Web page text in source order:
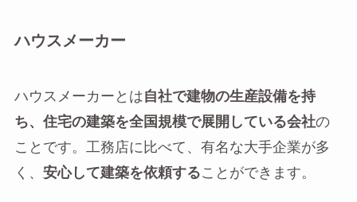
ハウスメーカー
ハウスメーカーとは 自社で建物の生産設備を持
ち、住宅の建築を全国規模で展開している会社の
ことです。工務店に比べて、有名な大手企業が多
く、 安心して建築を依頼することができます。